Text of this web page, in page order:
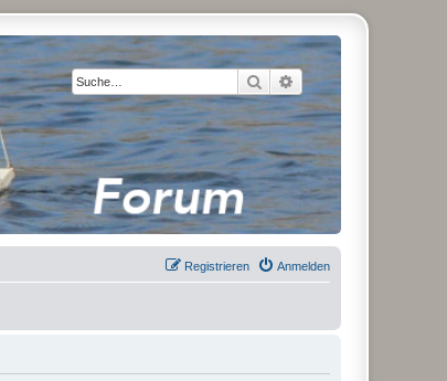
Suche Erweiterte Suche
Anmelden
Registrieren